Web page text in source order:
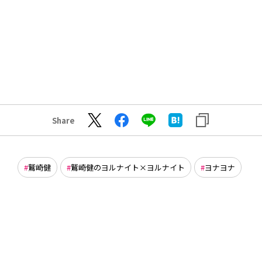
Share
鷲崎健 鷲崎健のヨルナイト×ヨルナイト ヨナヨナ